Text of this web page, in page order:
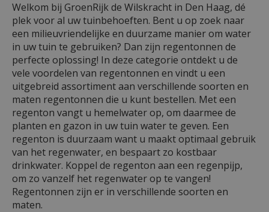
Welkom bij GroenRijk de Wilskracht in Den Haag, dé
plek voor al uw tuinbehoeften. Bent u op zoek naar
een milieuvriendelijke en duurzame manier om water
in uw tuin te gebruiken? Dan zijn regentonnen de
perfecte oplossing! In deze categorie ontdekt u de
vele voordelen van regentonnen en vindt u een
uitgebreid assortiment aan verschillende soorten en
maten regentonnen die u kunt bestellen. Met een
regenton vangt u hemelwater op, om daarmee de
planten en gazon in uw tuin water te geven. Een
regenton is duurzaam want u maakt optimaal gebruik
van het regenwater, en bespaart zo kostbaar
drinkwater. Koppel de regenton aan een regenpijp,
om zo vanzelf het regenwater op te vangen!
Regentonnen zijn er in verschillende soorten en
maten.